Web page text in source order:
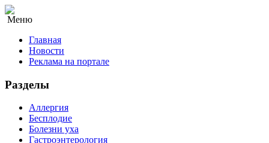
Меню
Главная
Новости
Реклама на портале
Разделы
Аллергия
Бесплодие
Болезни уха
Гастроэнтерология